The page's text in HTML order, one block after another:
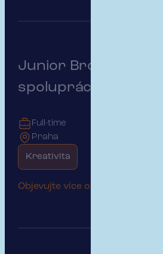
Junior Broker -
spolupráce a
Full-time
Praha
Objevujte více o této pozici
Kreativita